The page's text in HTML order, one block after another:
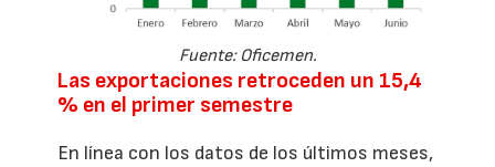
Fuente: Oficemen.
Las exportaciones retroceden un 15,4
% en el primer semestre
En línea con los datos de los últimos meses,